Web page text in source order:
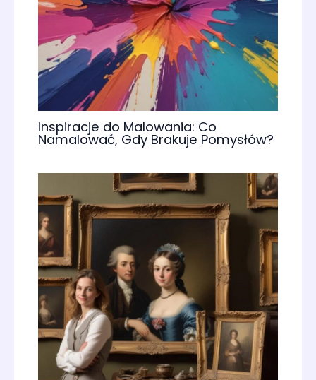
Inspiracje do Malowania: Co
Namalować, Gdy Brakuje Pomysłów?